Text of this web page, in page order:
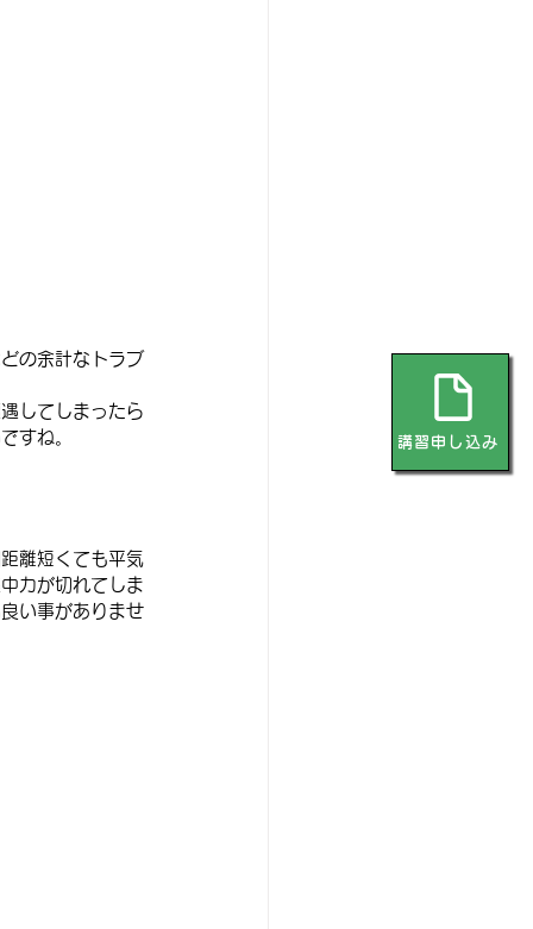
講習申し込み
の余計なトラブ
してしまったら
すね。
離短くても平気
力が切れてしま
い事がありませ